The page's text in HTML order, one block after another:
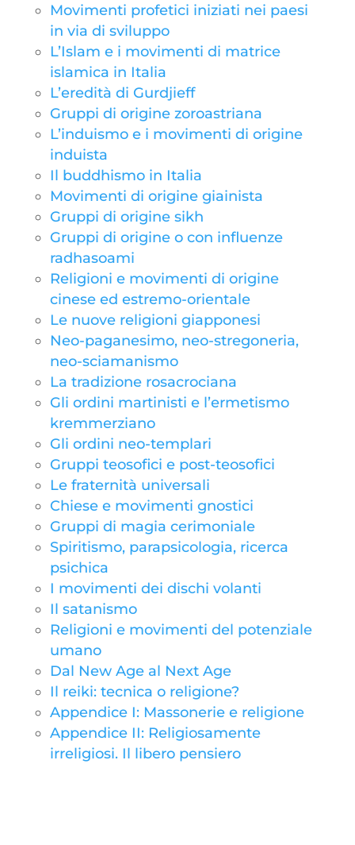
Movimenti profetici iniziati nei paesi
in via di sviluppo
L’Islam e i movimenti di matrice
islamica in Italia
L’eredità di Gurdjieff
Gruppi di origine zoroastriana
L’induismo e i movimenti di origine
induista
Il buddhismo in Italia
Movimenti di origine giainista
Gruppi di origine sikh
Gruppi di origine o con influenze
radhasoami
Religioni e movimenti di origine
cinese ed estremo-orientale
Le nuove religioni giapponesi
Neo-paganesimo, neo-stregoneria,
neo-sciamanismo
La tradizione rosacrociana
Gli ordini martinisti e l’ermetismo
kremmerziano
Gli ordini neo-templari
Gruppi teosofici e post-teosofici
Le fraternità universali
Chiese e movimenti gnostici
Gruppi di magia cerimoniale
Spiritismo, parapsicologia, ricerca
psichica
I movimenti dei dischi volanti
Il satanismo
Religioni e movimenti del potenziale
umano
Dal New Age al Next Age
Il reiki: tecnica o religione?
Appendice I: Massonerie e religione
Appendice II: Religiosamente
irreligiosi. Il libero pensiero